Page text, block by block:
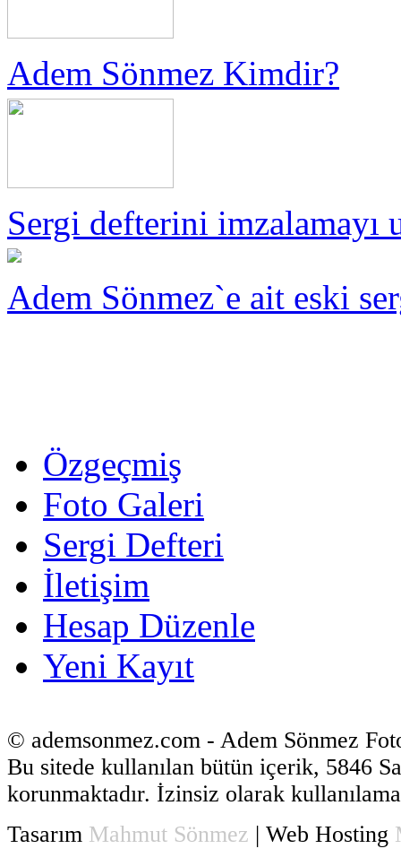
Adem Sönmez Kimdir?
Sergi defterini imzalamayı
Adem Sönmez`e ait eski
Özgeçmiş
Foto Galeri
Sergi Defteri
İletişim
Hesap Düzenle
Yeni Kayıt
© ademsonmez.com - Adem Sönmez
Bu sitede kullanılan bütün içerik, 5846
korunmaktadır. İzinsiz olarak
Tasarım Mahmut Sönmez | Web Hosting